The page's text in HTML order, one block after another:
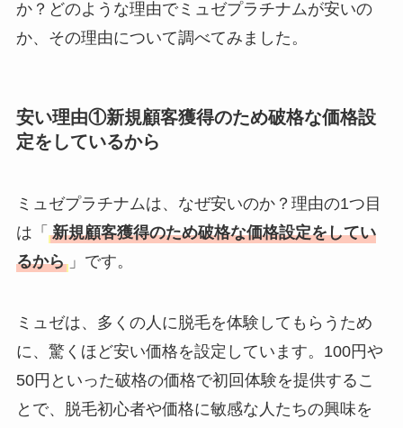
か？どのような理由でミュゼプラチナムが安いの
か、その理由について調べてみました。
安い理由①新規顧客獲得のため破格な価格設
定をしているから
ミュゼプラチナムは、なぜ安いのか？理由の1つ目
は「 新規顧客獲得のため破格な価格設定をしてい
るから 」です。
ミュゼは、多くの人に脱毛を体験してもらうため
に、驚くほど安い価格を設定しています。100円や
50円といった破格の価格で初回体験を提供するこ
とで、脱毛初心者や価格に敏感な人たちの興味を